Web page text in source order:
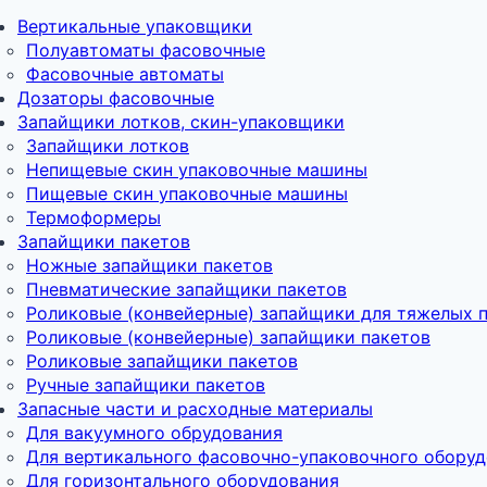
Вертикальные упаковщики
Полуавтоматы фасовочные
Фасовочные автоматы
Дозаторы фасовочные
Запайщики лотков, скин-упаковщики
Запайщики лотков
Непищевые скин упаковочные машины
Пищевые скин упаковочные машины
Термоформеры
Запайщики пакетов
Ножные запайщики пакетов
Пневматические запайщики пакетов
Роликовые (конвейерные) запайщики для тяжелых
Роликовые (конвейерные) запайщики пакетов
Роликовые запайщики пакетов
Ручные запайщики пакетов
Запасные части и расходные материалы
Для вакуумного обрудования
Для вертикального фасовочно-упаковочного
Для горизонтального оборудования